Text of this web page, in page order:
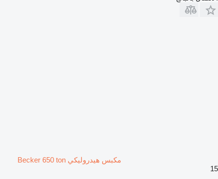
مكبس هيدروليكي Becker 650 ton
15